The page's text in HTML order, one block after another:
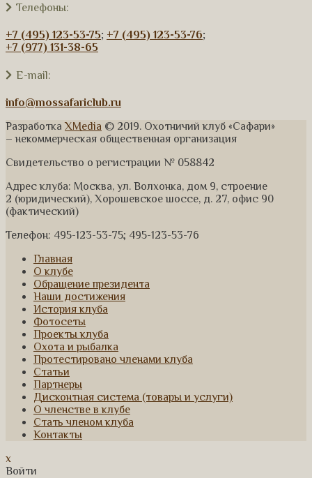
Телефоны:
+7 (495) 123-53-75; +7 (495) 123-53-76;
+7 (977) 131-38-65
E-mail:
info@mossafariclub.ru
Разработка XMedia © 2019. Охотничий клуб «Сафари»
– некоммерческая общественная организация
Свидетельство о регистрации № 058842
Адрес клуба: Москва, ул. Волхонка, дом 9, строение
2 (юридический), Хорошевское шоссе, д. 27, офис 90
(фактический)
Телефон: 495-123-53-75; 495-123-53-76
Главная
О клубе
Обращение президента
Наши достижения
История клуба
Фотосеты
Проекты клуба
Охота и рыбалка
Протестировано членами клуба
Статьи
Партнеры
Дисконтная система (товары и услуги)
О членстве в клубе
Стать членом клуба
Контакты
x
Войти